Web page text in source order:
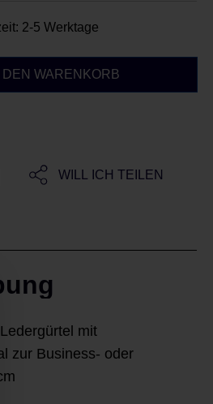
2-5 Werktage
DEN WARENKORB
WILL ICH TEILEN
mit
zur Business- oder